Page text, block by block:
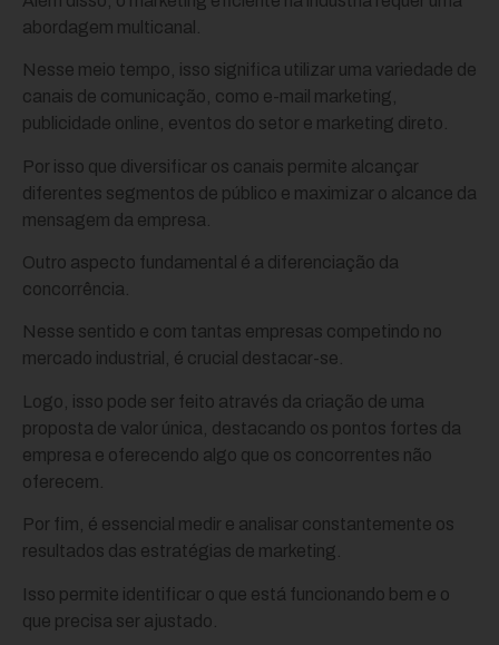
abordagem multicanal.
Nesse meio tempo, isso significa utilizar uma variedade de
canais de comunicação, como e-mail marketing,
publicidade online, eventos do setor e marketing direto.
Por isso que diversificar os canais permite alcançar
diferentes segmentos de público e maximizar o alcance da
mensagem da empresa.
Outro aspecto fundamental é a diferenciação da
concorrência.
Nesse sentido e com tantas empresas competindo no
mercado industrial, é crucial destacar-se.
Logo, isso pode ser feito através da criação de uma
proposta de valor única, destacando os pontos fortes da
empresa e oferecendo algo que os concorrentes não
oferecem.
Por fim, é essencial medir e analisar constantemente os
resultados das estratégias de marketing.
Isso permite identificar o que está funcionando bem e o
que precisa ser ajustado.